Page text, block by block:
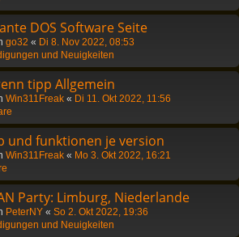
DOS Software Seite
go32 « Di 8. Nov 2022, 08:53
und Neuigkeiten
tipp Allgemein
Win311Freak « Di 11. Okt 2022, 11:56
und funktionen je version
Win311Freak « Mo 3. Okt 2022, 16:21
Party: Limburg, Niederlande
PeterNY « So 2. Okt 2022, 19:36
und Neuigkeiten